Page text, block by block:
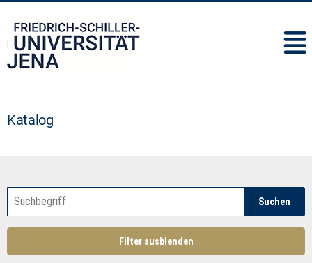
Katalog
Suchen
Filter ausblenden